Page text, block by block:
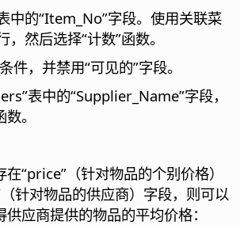
中的“Item_No”字段。使用关联菜
，然后选择“计数”函数。
件，并禁用“可见的”字段。
表中的“Supplier_Name”字段，
。
“price”（针对物品的个别价格）
针对物品的供应商）字段，则可以
应商提供的物品的平均价格：